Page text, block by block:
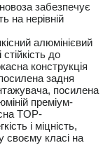
забезпечує
на нерівній
алюмінієвий
до
конструкція
задня
посилена
преміум-
TOP-
і міцність,
своєму класі на